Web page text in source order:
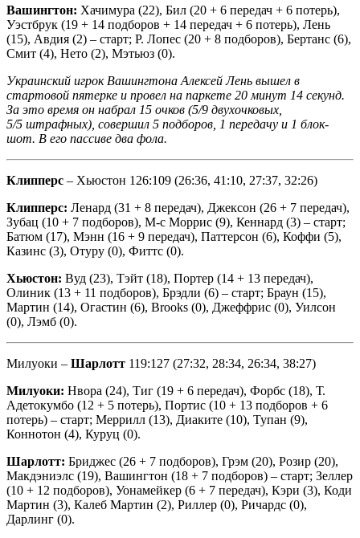
Вашингтон: Хачимура (22), Бил (20 + 6 передач + 6 потерь),
Уэстбрук (19 + 14 подборов + 14 передач + 6 потерь), Лень
(15), Авдия (2) – старт; Р. Лопес (20 + 8 подборов), Бертанс (6),
Смит (4), Нето (2), Мэтьюз (0).
Украинский игрок Вашингтона Алексей Лень вышел в
стартовой пятерке и провел на паркете 20 минут 14 секунд.
За это время он набрал 15 очков (5/9 двухочковых,
5/5 штрафных), совершил 5 подборов, 1 передачу и 1 блок-
шот. В его пассиве два фола.
Клипперс – Хьюстон 126:109 (26:36, 41:10, 27:37, 32:26)
Клипперс: Ленард (31 + 8 передач), Джексон (26 + 7 передач),
Зубац (10 + 7 подборов), М-с Моррис (9), Кеннард (3) – старт;
Батюм (17), Мэнн (16 + 9 передач), Паттерсон (6), Коффи (5),
Казинс (3), Отуру (0), Фиттс (0).
Хьюстон: Вуд (23), Тэйт (18), Портер (14 + 13 передач),
Олиник (13 + 11 подборов), Брэдли (6) – старт; Браун (15),
Мартин (14), Огастин (6), Brooks (0), Джеффрис (0), Уилсон
(0), Лэмб (0).
Милуоки – Шарлотт 119:127 (27:32, 28:34, 26:34, 38:27)
Милуоки: Нвора (24), Тиг (19 + 6 передач), Форбс (18), Т.
Адетокумбо (12 + 5 потерь), Портис (10 + 13 подборов + 6
потерь) – старт; Меррилл (13), Диаките (10), Тупан (9),
Коннотон (4), Куруц (0).
Шарлотт: Бриджес (26 + 7 подборов), Грэм (20), Розир (20),
Макдэниэлс (19), Вашингтон (18 + 7 подборов) – старт; Зеллер
(10 + 12 подборов), Уонамейкер (6 + 7 передач), Кэри (3), Коди
Мартин (3), Калеб Мартин (2), Риллер (0), Ричардс (0),
Дарлинг (0).